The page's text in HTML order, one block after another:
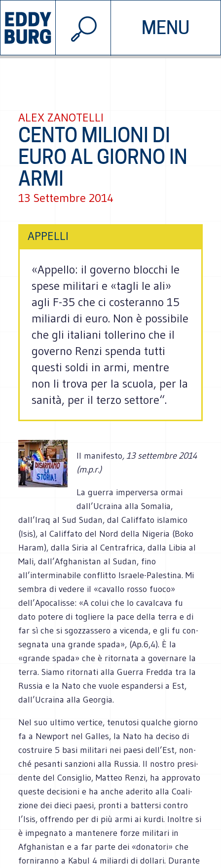
MENU
INIZIATIVE CHI SIAMO
© 2026 EDDYBURG
ALEX ZANOTELLI
CENTO MILIONI DI
EURO AL GIORNO IN
ARMI
13 Settembre 2014
APPELLI
«Appello: il governo blocchi le
spese militari e «tagli le ali»
agli F-35 che ci costeranno 15
miliardi di euro. Non è pos­si­bile
che gli ita­liani tol­le­rino che il
governo Renzi spenda tutti
que­sti soldi in armi, men­tre
non li trova per la scuola, per la
sanità, per il terzo set­tore“.
Il manifesto, 13 settembre 2014
(m.p.r.)
La guerra imper­versa ormai
dall’Ucraina alla Soma­lia,
dall’Iraq al Sud Sudan, dal Calif­fato isla­mico
(Isis), al Calif­fato del Nord della Nige­ria (Boko
Haram), dalla Siria al Cen­tra­frica, dalla Libia al
Mali, dall’Afghanistan al Sudan, fino
all’interminabile con­flitto Israele-Palestina. Mi
sem­bra di vedere il «cavallo rosso fuoco»
dell’Apocalisse: «A colui che lo caval­cava fu
dato potere di togliere la pace della terra e di
far sì che si sgoz­zas­sero a vicenda, e gli fu con­
se­gnata una grande spada», (Ap.6,4). È la
«grande spada» che è ritor­nata a gover­nare la
terra. Siamo ritor­nati alla Guerra Fredda tra la
Rus­sia e la Nato che vuole espan­dersi a Est,
dall’Ucraina alla Georgia.
Nel suo ultimo ver­tice, tenu­tosi qual­che giorno
fa a New­port nel Gal­les, la Nato ha deciso di
costruire 5 basi mili­tari nei paesi dell’Est, non­
ché pesanti san­zioni alla Rus­sia. Il nostro pre­si­
dente del Con­si­glio, Mat­teo Renzi, ha appro­vato
que­ste deci­sioni e ha anche ade­rito alla Coa­li­
zione dei dieci paesi, pronti a bat­tersi con­tro
l’Isis, offrendo per di più armi ai kurdi. Inol­tre si
è impe­gnato a man­te­nere forze mili­tari in
Afgha­ni­stan e a far parte dei «dona­tori» che
for­ni­ranno a Kabul 4 miliardi di dol­lari. Durante